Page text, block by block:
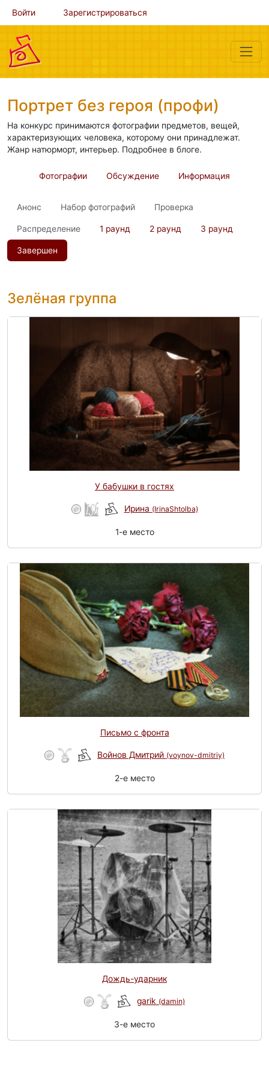
Войти Зарегистрироваться
Портрет без героя (профи)
На конкурс принимаются фотографии предметов, вещей,
характеризующих человека, которому они принадлежат.
Жанр натюрморт, интерьер. Подробнее в блоге.
Фотографии Обсуждение Информация
Анонс Набор фотографий Проверка
Распределение 1 раунд 2 раунд 3 раунд
Завершен
Зелёная группа
У бабушки в гостях
Ирина (IrinaShtolba)
1-e место
Письмо с фронта
Войнов Дмитрий (voynov-dmitriy)
2-e место
Дождь-ударник
garik (damin)
3-e место